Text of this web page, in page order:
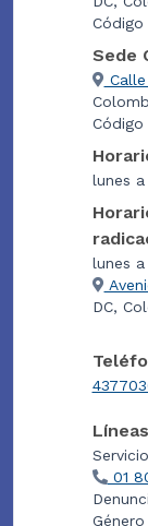
Código
Sede
Código
lunes
lunes
DC,
01